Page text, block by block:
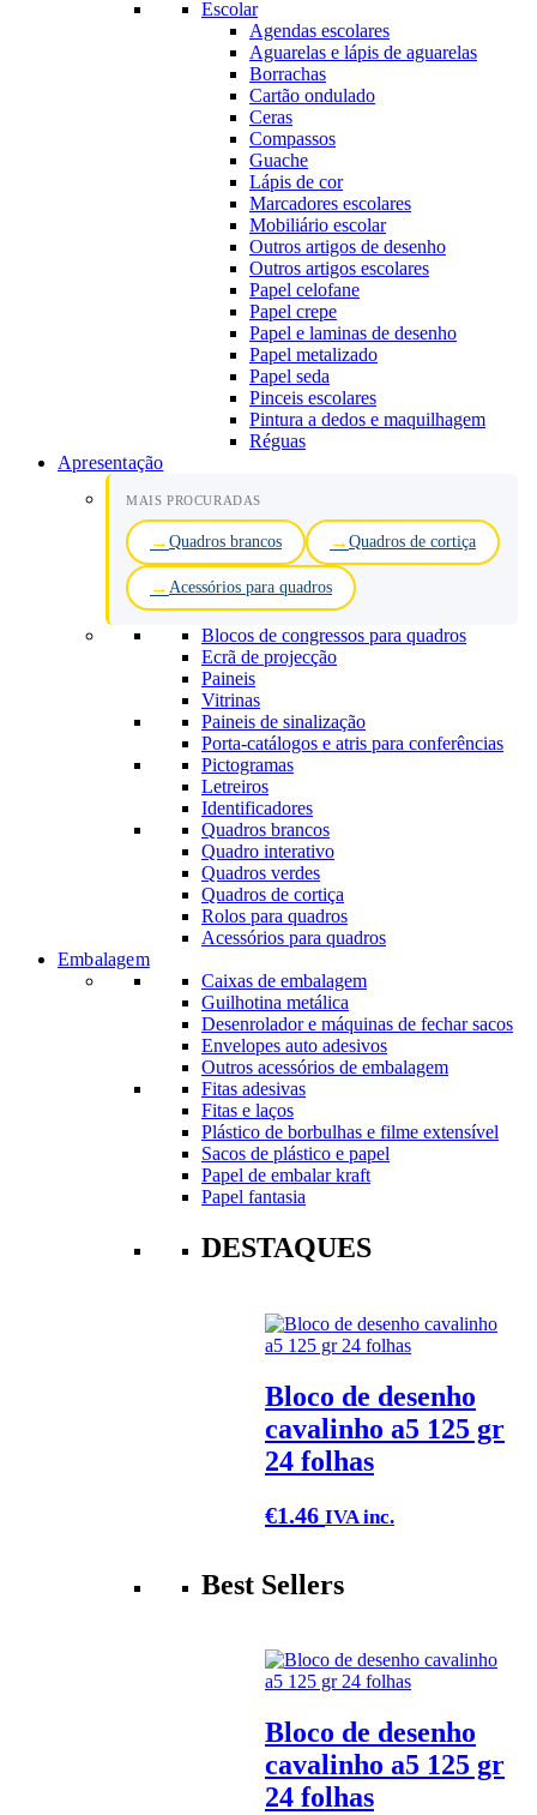
Escolar
Agendas escolares
Aguarelas e lápis de aguarelas
Borrachas
Cartão ondulado
Ceras
Compassos
Guache
Lápis de cor
Marcadores escolares
Mobiliário escolar
Outros artigos de desenho
Outros artigos escolares
Papel celofane
Papel crepe
Papel e laminas de desenho
Papel metalizado
Papel seda
Pinceis escolares
Pintura a dedos e maquilhagem
Réguas
Apresentação
MAIS PROCURADAS
Quadros brancos Quadros de cortiça
Acessórios para quadros
Blocos de congressos para quadros
Ecrã de projecção
Paineis
Vitrinas
Paineis de sinalização
Porta-catálogos e atris para conferências
Pictogramas
Letreiros
Identificadores
Quadros brancos
Quadro interativo
Quadros verdes
Quadros de cortiça
Rolos para quadros
Acessórios para quadros
Embalagem
Caixas de embalagem
Guilhotina metálica
Desenrolador e máquinas de fechar sacos
Envelopes auto adesivos
Outros acessórios de embalagem
Fitas adesivas
Fitas e laços
Plástico de borbulhas e filme extensível
Sacos de plástico e papel
Papel de embalar kraft
Papel fantasia
DESTAQUES
Bloco de desenho
cavalinho a5 125 gr
24 folhas
€1.46 IVA inc.
Best Sellers
Bloco de desenho
cavalinho a5 125 gr
24 folhas